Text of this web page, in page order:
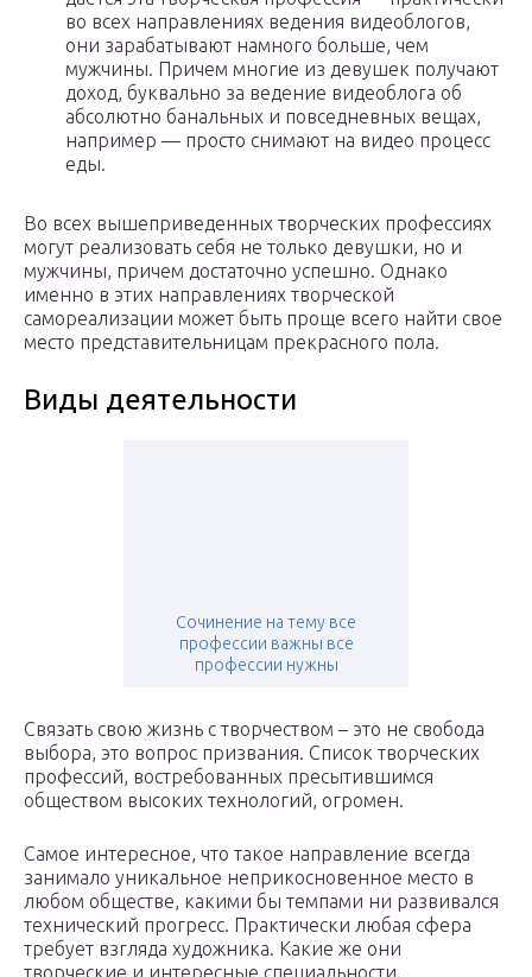
во всех направлениях ведения видеоблогов,
они зарабатывают намного больше, чем
мужчины. Причем многие из девушек получают
доход, буквально за ведение видеоблога об
абсолютно банальных и повседневных вещах,
например — просто снимают на видео процесс
еды.
Во всех вышеприведенных творческих профессиях
могут реализовать себя не только девушки, но и
мужчины, причем достаточно успешно. Однако
именно в этих направлениях творческой
самореализации может быть проще всего найти свое
место представительницам прекрасного пола.
Виды деятельности
Сочинение на тему все
профессии важны все
профессии нужны
Связать свою жизнь с творчеством – это не свобода
выбора, это вопрос призвания. Список творческих
профессий, востребованных пресытившимся
обществом высоких технологий, огромен.
Самое интересное, что такое направление всегда
занимало уникальное неприкосновенное место в
любом обществе, какими бы темпами ни развивался
технический прогресс. Практически любая сфера
требует взгляда художника. Какие же они
творческие и интересные специальности.